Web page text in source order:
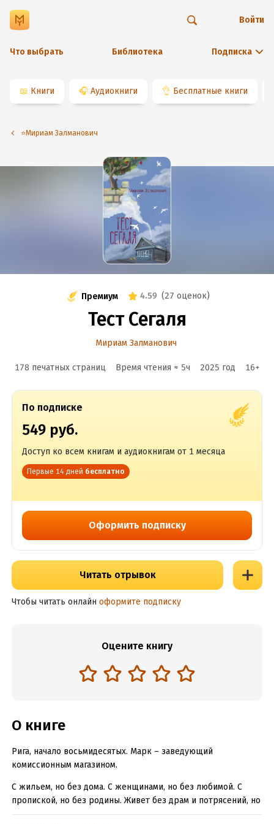
Что выбрать Библиотека Подписка
Войти
📖 Книги 🎧 Аудиокниги 👌 Бесплатные книги
⭐️Мириам Залманович
Премиум 4.59 (27 оценок)
Тест Сегаля
Мириам Залманович
178 печатных страниц Время чтения ≈ 5ч 2025 год 16+
По подписке
549 руб.
Доступ ко всем книгам и аудиокнигам от 1 месяца
Первые 14 дней бесплатно
Оформить подписку
Читать отрывок
Чтобы читать онлайн оформите подписку
Оцените книгу
О книге
Рига, начало восьмидесятых. Марк – заведующий
комиссионным магазином.
С жильем, но без дома. С женщинами, но без любимой. С
пропиской, но без родины. Живет без драм и потрясений, но